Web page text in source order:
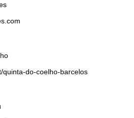
quinta-do-coelho-barcelos